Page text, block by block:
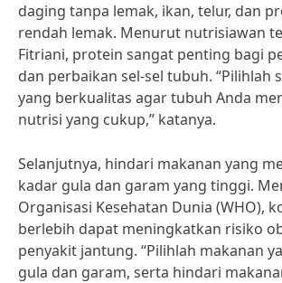
daging tanpa lemak, ikan, telur, dan
rendah lemak. Menurut nutrisiawan
Fitriani, protein sangat penting bagi
dan perbaikan sel-sel tubuh. “Pilihlah
yang berkualitas agar tubuh Anda
nutrisi yang cukup,” katanya.
Selanjutnya, hindari makanan yang
kadar gula dan garam yang tinggi.
Organisasi Kesehatan Dunia (WHO),
berlebih dapat meningkatkan risiko
penyakit jantung. “Pilihlah makanan
gula dan garam, serta hindari